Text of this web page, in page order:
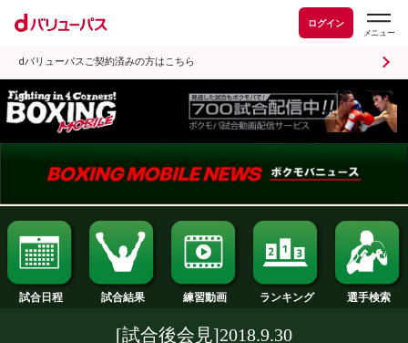
ログイン
dバリューパスご契約済みの方はこちら